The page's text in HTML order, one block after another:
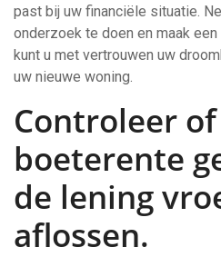
past bij uw financiële situatie.
onderzoek te doen en maak
kunt u met vertrouwen uw
uw nieuwe woning.
Controleer
boeterente
de lening
aflossen.